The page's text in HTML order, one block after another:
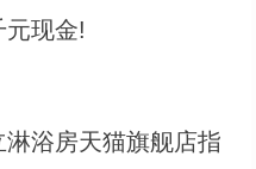
现金!
浴房天猫旗舰店指